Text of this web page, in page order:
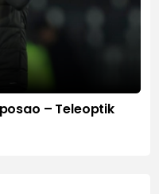
– Teleoptik